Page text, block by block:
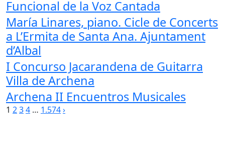
Funcional de la Voz Cantada
María Linares, piano. Cicle de Concerts
a L’Ermita de Santa Ana. Ajuntament
d’Albal
I Concurso Jacarandena de Guitarra
Villa de Archena
Archena II Encuentros Musicales
Paginación
1 234 … 1.574›